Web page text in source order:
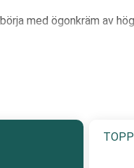
med ögonkräm av